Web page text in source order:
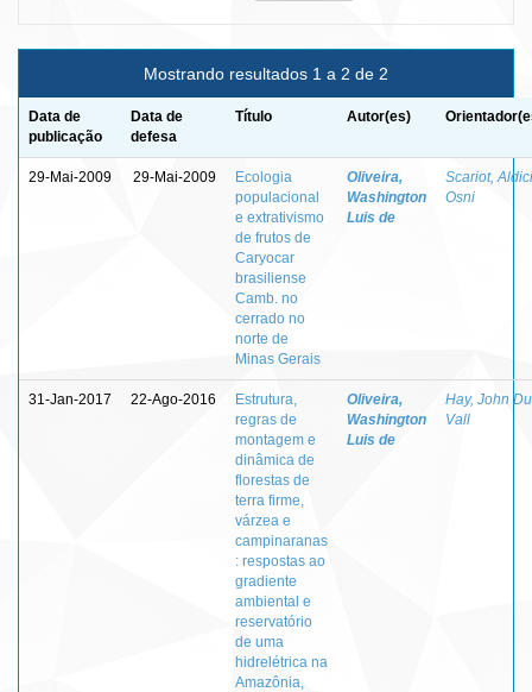
Mostrando resultados 1 a 2 de 2
Data de
publicação
Data de
defesa
Título Autor(es)
29-Mai-2009 29-Mai-2009
Ecologia
populacional
e extrativismo
de frutos de
Caryocar
brasiliense
Camb. no
cerrado no
norte de
Minas Gerais
Oliveira,
Washington
Luis de
Scariot,
Osni
31-Jan-2017 22-Ago-2016
Estrutura,
regras de
montagem e
dinâmica de
florestas de
terra firme,
várzea e
campinaranas
: respostas ao
gradiente
ambiental e
reservatório
de uma
hidrelétrica na
Amazônia,
Oliveira,
Washington
Luis de
Hay, John Du
Vall